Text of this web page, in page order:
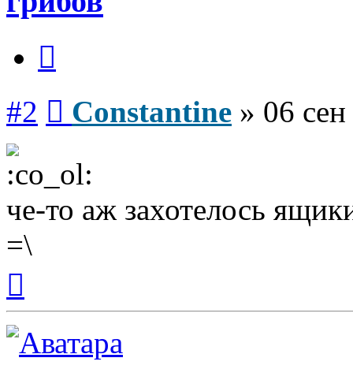
#2 Constantine » 06
че-то аж захотелось
=\
началу